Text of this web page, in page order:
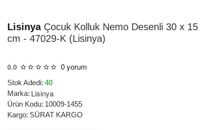
LisinyaÇocuk Kolluk Nemo Desenli 30 x 15
cm - 47029-K (Lisinya)
0.0 0 yorum
Stok Adedi: 40
Marka: Lisinya
Ürün Kodu: 10009-1455
Kargo: SÜRAT KARGO